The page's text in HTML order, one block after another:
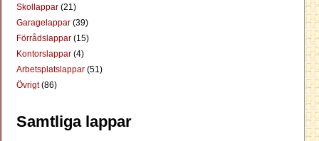
Skollappar (21)
Garagelappar (39)
Förrådslappar (15)
Kontorslappar (4)
Arbetsplatslappar (51)
Övrigt(86)
Samtliga lappar